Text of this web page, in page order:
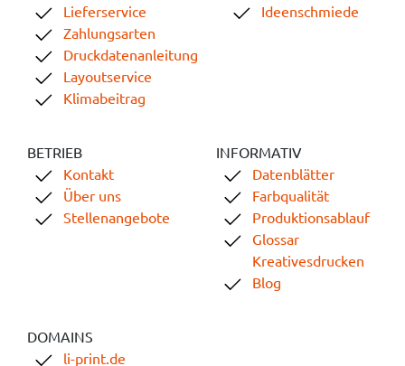
Lieferservice
Zahlungsarten
Druckdatenanleitung
Layoutservice
Klimabeitrag
Ideenschmiede
BETRIEB
Kontakt
Über uns
Stellenangebote
INFORMATIV
Datenblätter
Farbqualität
Produktionsablauf
Glossar
Kreativesdrucken
Blog
DOMAINS
li-print.de